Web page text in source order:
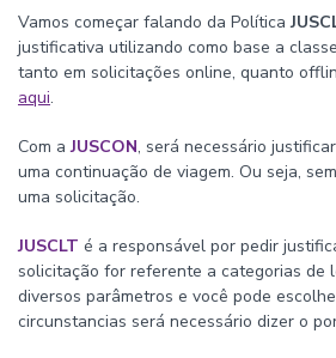
Vamos começar falando da Política
justificativa utilizando como base a
tanto em solicitações online, quanto
aqui.
Com aJUSCON, será necessário
uma continuação de viagem. Ou seja,
uma solicitação.
JUSCLT é a responsável por pedir
solicitação for referente a categorias de
diversos parâmetros e você pode
circunstancias será necessário dizer o